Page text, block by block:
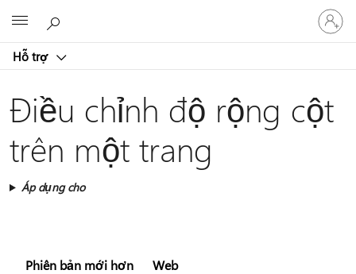
Hỗ trợ
Đăng
nhập
tài
Điều chỉnh độ rộng cột
trên một trang
Áp dụng cho
Phiên bản mới hơn Web